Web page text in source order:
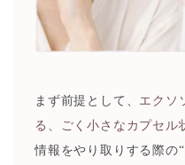
まず前提として、 エクソ
る、ごく小さなカプセル
情報をやり取りする際の